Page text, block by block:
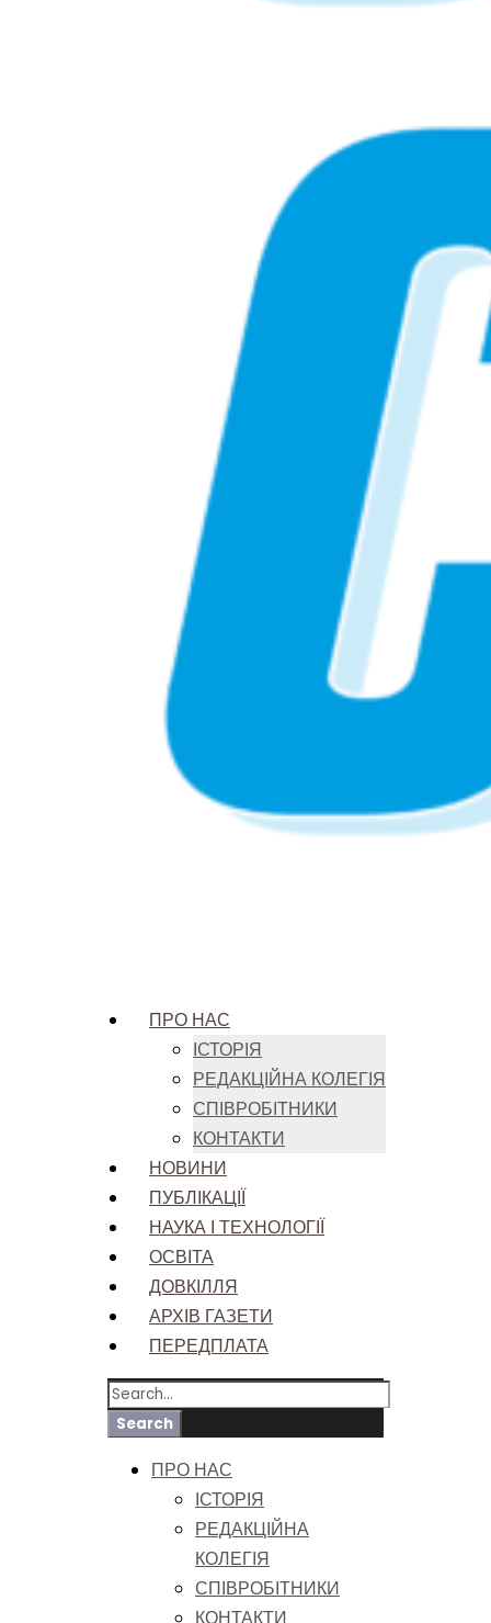
ПРО НАС
ІСТОРІЯ
РЕДАКЦІЙНА КОЛЕГІЯ
СПІВРОБІТНИКИ
КОНТАКТИ
НОВИНИ
ПУБЛІКАЦІЇ
НАУКА І ТЕХНОЛОГІЇ
ОСВІТА
ДОВКІЛЛЯ
АРХІВ ГАЗЕТИ
ПЕРЕДПЛАТА
ПРО НАС
ІСТОРІЯ
РЕДАКЦІЙНА
КОЛЕГІЯ
СПІВРОБІТНИКИ